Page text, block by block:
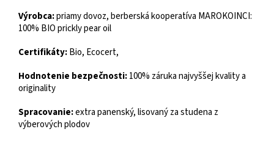
Výrobca:priamy dovoz, berberská kooperatíva MAROKOINCI:
100% BIO prickly pear oil
Certifikáty:Bio, Ecocert,
Hodnotenie bezpečnosti:100% záruka najvyššej kvality a
originality
Spracovanie:extra panenský, lisovaný za studena z
výberových plodov